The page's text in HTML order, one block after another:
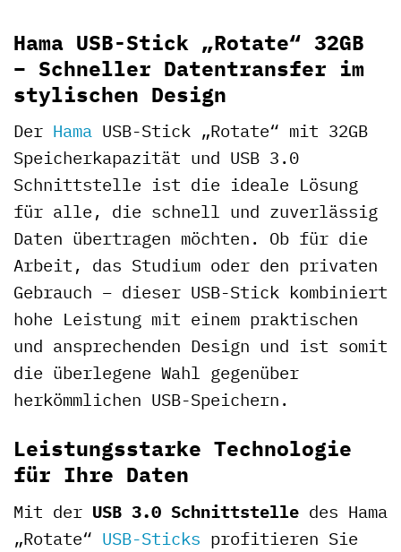
Hama USB-Stick „Rotate“ 32GB
– Schneller Datentransfer im
stylischen Design
Der Hama USB-Stick „Rotate“ mit 32GB
Speicherkapazität und USB 3.0
Schnittstelle ist die ideale Lösung
für alle, die schnell und zuverlässig
Daten übertragen möchten. Ob für die
Arbeit, das Studium oder den privaten
Gebrauch – dieser USB-Stick kombiniert
hohe Leistung mit einem praktischen
und ansprechenden Design und ist somit
die überlegene Wahl gegenüber
herkömmlichen USB-Speichern.
Leistungsstarke Technologie
für Ihre Daten
Mit der USB 3.0 Schnittstelle des Hama
„Rotate“ USB-Sticks profitieren Sie